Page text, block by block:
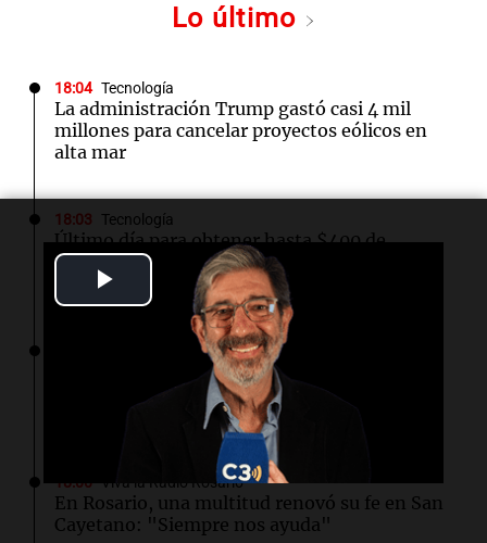
Video
Lo último
18:04 Tecnología
La administración Trump gastó casi 4 mil
millones para cancelar proyectos eólicos en
alta mar
18:03 Tecnología
Último día para obtener hasta $400 de
descuento en entradas para TechCrunch
Disrupt 2026
Incendio en un edificio lindero al de Cristina
Kirchner: evacuaron vecinos y hubo heridos
18:00 Viva la Radio Rosario
En Rosario, una multitud renovó su fe en San
Cayetano: "Siempre nos ayuda"